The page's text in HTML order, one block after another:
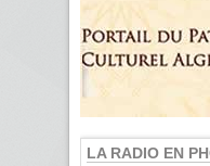
LA RADIO EN